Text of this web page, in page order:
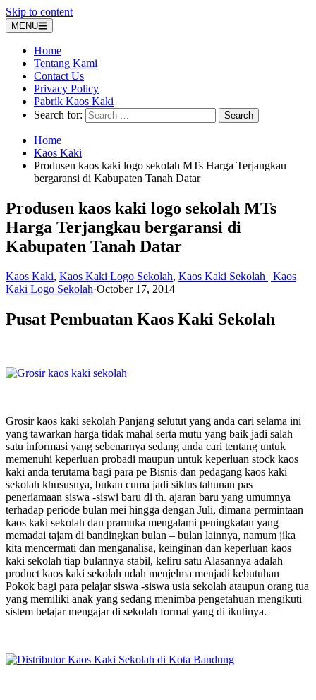
Skip to content
MENU
Home
Tentang Kami
Contact Us
Privacy Policy
Pabrik Kaos Kaki
Search for:
Home
Kaos Kaki
Produsen kaos kaki logo sekolah MTs Harga Terjangkau
bergaransi di Kabupaten Tanah Datar
Produsen kaos kaki logo sekolah MTs
Harga Terjangkau bergaransi di
Kabupaten Tanah Datar
Kaos Kaki, Kaos Kaki Logo Sekolah, Kaos Kaki Sekolah | Kaos
Kaki Logo Sekolah·October 17, 2014
Pusat Pembuatan Kaos Kaki Sekolah
Grosir kaos kaki sekolah Panjang selutut yang anda cari selama ini
yang tawarkan harga tidak mahal serta mutu yang baik jadi salah
satu informasi yang sebenarnya sedang anda cari tentang untuk
memenuhi keperluan probadi maupun untuk keperluan stock kaos
kaki anda terutama bagi para pe Bisnis dan pedagang kaos kaki
sekolah khususnya, bukan cuma jadi siklus tahunan pas
peneriamaan siswa -siswi baru di th. ajaran baru yang umumnya
terhadap periode bulan mei hingga dengan Juli, dimana permintaan
kaos kaki sekolah dan pramuka mengalami peningkatan yang
memadai tajam di bandingkan bulan – bulan lainnya, namum jika
kita mencermati dan menganalisa, keinginan dan keperluan kaos
kaki sekolah tiap bulannya stabil, keliru satu Alasannya adalah
product kaos kaki sekolah udah menjelma menjadi kebutuhan
Pokok bagi para pelajar siswa -siswa usia sekolah ataupun orang tua
yang memiliki anak yang sedang menimba pengetahuan mengikuti
sistem belajar mengajar di sekolah formal yang di ikutinya.